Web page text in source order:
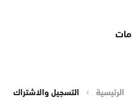
الرئيسية التسجيل والاشتراك